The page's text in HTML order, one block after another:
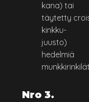
kana) tai
täytetty
kinkku-
juusto)
hedelmiä
Nro 3.